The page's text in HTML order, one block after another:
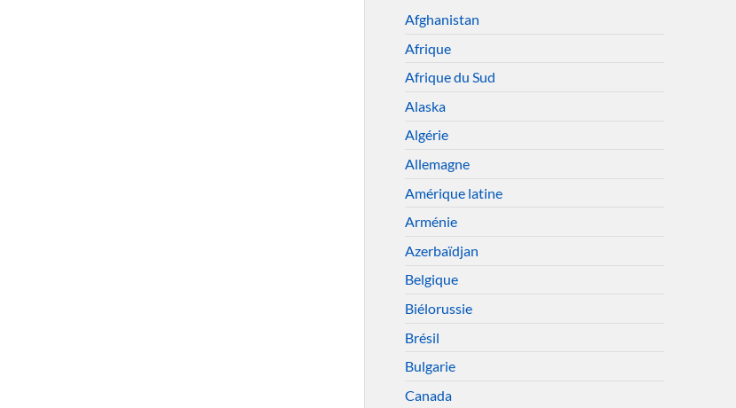
Afghanistan
Afrique
Afrique du Sud
Alaska
Algérie
Allemagne
Amérique latine
Arménie
Azerbaïdjan
Belgique
Biélorussie
Brésil
Bulgarie
Canada